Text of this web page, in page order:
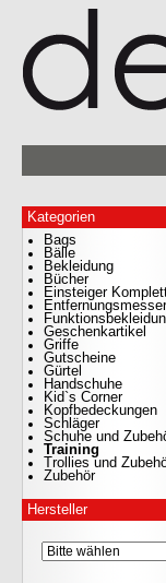
Kategorien
Bags
Bälle
Bekleidung
Bücher
Einsteiger
Entfernungsmesser
Geschenkartikel
Griffe
Gutscheine
Gürtel
Handschuhe
Kid`s Corner
Kopfbedeckungen
Schläger
Schuhe und
Training
Trollies und
Zubehör
Hersteller
OAKLEY AERO
POLO